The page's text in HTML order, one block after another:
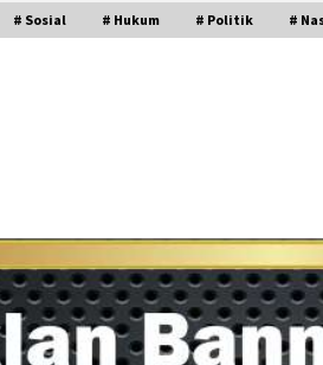
# Sosial # Hukum # Politik #